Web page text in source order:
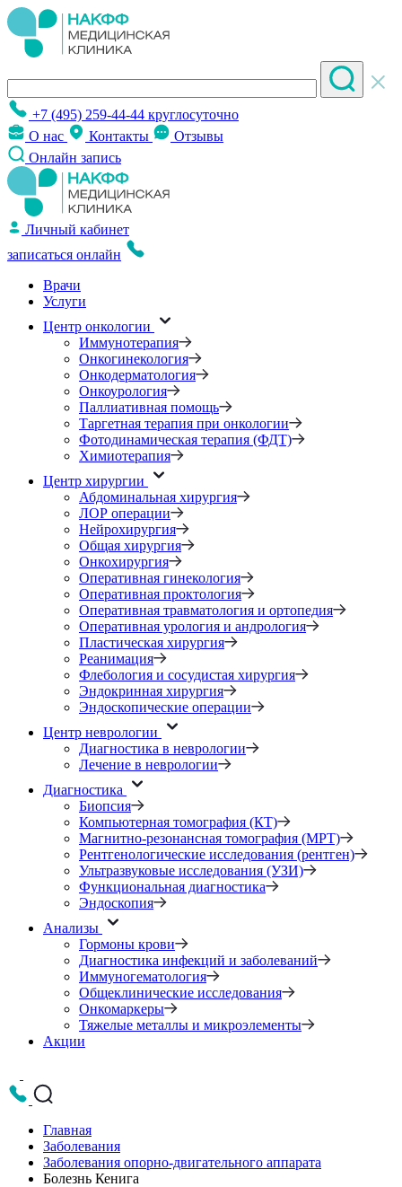
+7 (495) 259-44-44 круглосуточно
О нас
Контакты
Отзывы
Онлайн запись
Личный кабинет
записаться онлайн
Врачи
Услуги
Центр онкологии
Иммунотерапия
Онкогинекология
Онкодерматология
Онкоурология
Паллиативная помощь
Таргетная терапия при онкологии
Фотодинамическая терапия (ФДТ)
Химиотерапия
Центр хирургии
Абдоминальная хирургия
ЛОР операции
Нейрохирургия
Общая хирургия
Онкохирургия
Оперативная гинекология
Оперативная проктология
Оперативная травматология и ортопедия
Оперативная урология и андрология
Пластическая хирургия
Реанимация
Флебология и сосудистая хирургия
Эндокринная хирургия
Эндоскопические операции
Центр неврологии
Диагностика в неврологии
Лечение в неврологии
Диагностика
Биопсия
Компьютерная томография (КТ)
Магнитно-резонансная томография (МРТ)
Рентгенологические исследования (рентген)
Ультразвуковые исследования (УЗИ)
Функциональная диагностика
Эндоскопия
Анализы
Гормоны крови
Диагностика инфекций и заболеваний
Иммуногематология
Общеклинические исследования
Онкомаркеры
Тяжелые металлы и микроэлементы
Акции
Главная
Заболевания
Заболевания опорно-двигательного аппарата
Болезнь Кенига